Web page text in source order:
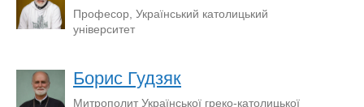
Професор, Український католицький
університет
Борис Гудзяк
Митрополит Української греко-католицької